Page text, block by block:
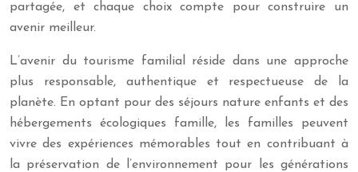
partagée, et chaque choix compte pour construire un
avenir meilleur.
L’avenir du tourisme familial réside dans une approche
plus responsable, authentique et respectueuse de la
planète. En optant pour des séjours nature enfants et des
hébergements écologiques famille, les familles peuvent
vivre des expériences mémorables tout en contribuant à
la préservation de l’environnement pour les générations